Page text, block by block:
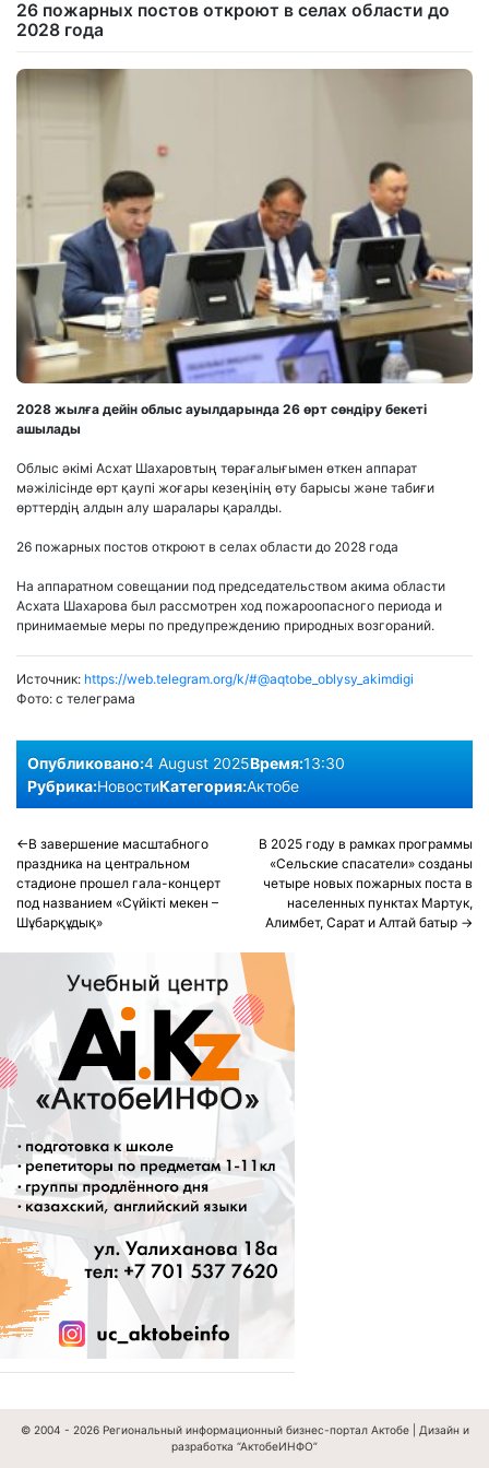
26 пожарных постов откроют в селах области до
2028 года
2028 жылға дейін облыс ауылдарында 26 өрт сөндіру бекеті
ашылады
Облыс әкімі Асхат Шахаровтың төрағалығымен өткен аппарат
мәжілісінде өрт қаупі жоғары кезеңінің өту барысы және табиғи
өрттердің алдын алу шаралары қаралды.
26 пожарных постов откроют в селах области до 2028 года
На аппаратном совещании под председательством акима области
Асхата Шахарова был рассмотрен ход пожароопасного периода и
принимаемые меры по предупреждению природных возгораний.
Источник: https://web.telegram.org/k/#@aqtobe_oblysy_akimdigi
Фото: с телеграма
Опубликовано:4 August 2025Время:13:30
Рубрика:НовостиКатегория:Актобе
Post
navigation
В завершение масштабного
праздника на центральном
стадионе прошел гала-концерт
под названием «Сүйікті мекен –
Шұбарқұдық»
В 2025 году в рамках программы
«Сельские спасатели» созданы
четыре новых пожарных поста в
населенных пунктах Мартук,
Алимбет, Сарат и Алтай батыр
© 2004 - 2026 Региональный информационный бизнес-портал Актобе
Дизайн и
разработка “АктобеИНФО”